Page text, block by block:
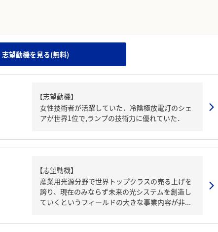
志望動機を見る(無料)
【志望動機】
女性技術者が活躍していた．冷陰極放電灯のシェ
アが世界1位で,ランプの技術力に優れていた．
【志望動機】
産業用光源分野で世界トップクラスの売る上げを
誇り、現在のみならず未来の光システムを創造し
ていくというフィールドの大きな事業内容が非...